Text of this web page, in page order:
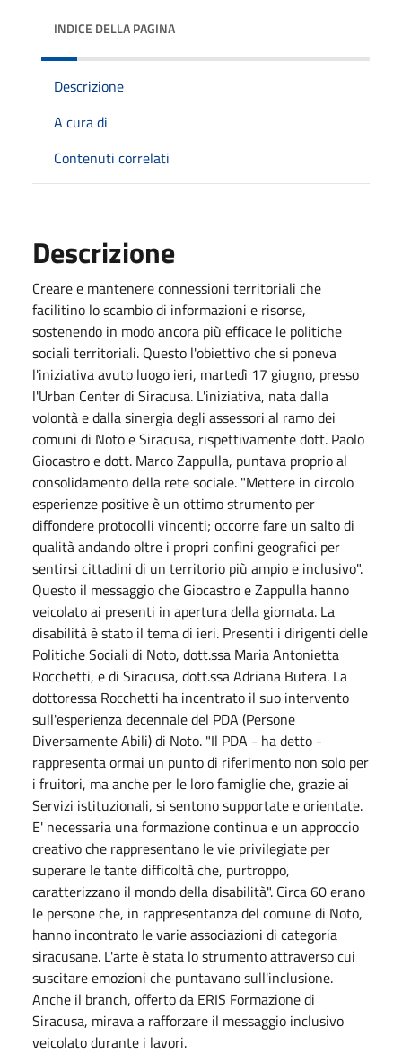
INDICE DELLA PAGINA
Descrizione
A cura di
Contenuti correlati
Descrizione
Creare e mantenere connessioni territoriali che
facilitino lo scambio di informazioni e risorse,
sostenendo in modo ancora più efficace le politiche
sociali territoriali. Questo l'obiettivo che si poneva
l'iniziativa avuto luogo ieri, martedì 17 giugno, presso
l'Urban Center di Siracusa. L'iniziativa, nata dalla
volontà e dalla sinergia degli assessori al ramo dei
comuni di Noto e Siracusa, rispettivamente dott. Paolo
Giocastro e dott. Marco Zappulla, puntava proprio al
consolidamento della rete sociale. "Mettere in circolo
esperienze positive è un ottimo strumento per
diffondere protocolli vincenti; occorre fare un salto di
qualità andando oltre i propri confini geografici per
sentirsi cittadini di un territorio più ampio e inclusivo".
Questo il messaggio che Giocastro e Zappulla hanno
veicolato ai presenti in apertura della giornata. La
disabilità è stato il tema di ieri. Presenti i dirigenti delle
Politiche Sociali di Noto, dott.ssa Maria Antonietta
Rocchetti, e di Siracusa, dott.ssa Adriana Butera. La
dottoressa Rocchetti ha incentrato il suo intervento
sull'esperienza decennale del PDA (Persone
Diversamente Abili) di Noto. "Il PDA - ha detto -
rappresenta ormai un punto di riferimento non solo per
i fruitori, ma anche per le loro famiglie che, grazie ai
Servizi istituzionali, si sentono supportate e orientate.
E' necessaria una formazione continua e un approccio
creativo che rappresentano le vie privilegiate per
superare le tante difficoltà che, purtroppo,
caratterizzano il mondo della disabilità". Circa 60 erano
le persone che, in rappresentanza del comune di Noto,
hanno incontrato le varie associazioni di categoria
siracusane. L'arte è stata lo strumento attraverso cui
suscitare emozioni che puntavano sull'inclusione.
Anche il branch, offerto da ERIS Formazione di
Siracusa, mirava a rafforzare il messaggio inclusivo
veicolato durante i lavori.